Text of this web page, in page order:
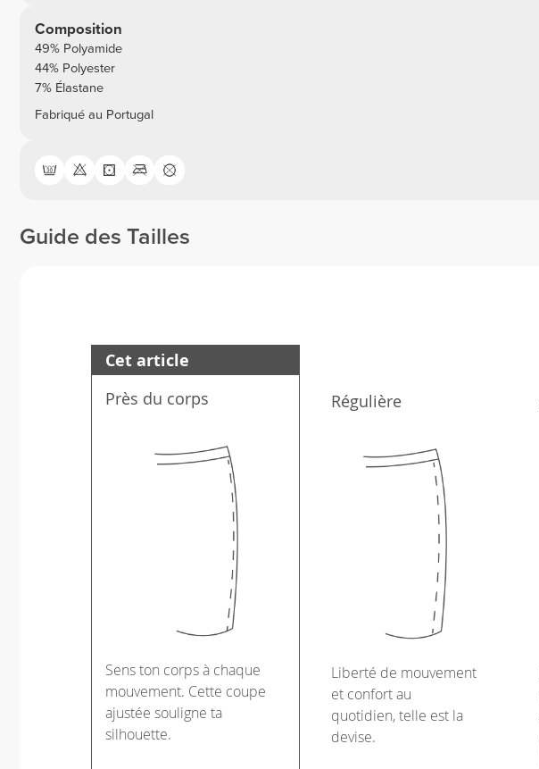
Composition
49% Polyamide
44% Polyester
7% Élastane
Fabriqué au Portugal
Guide des Tailles
Cet article
Près du corps
Sens ton corps à chaque
mouvement. Cette coupe
ajustée souligne ta
silhouette.
Régulière
Liberté de mouvement
et confort au
quotidien, telle est la
devise.